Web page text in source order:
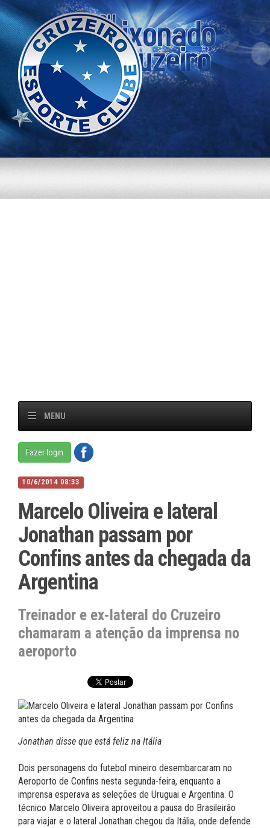
MENU
Fazer login
10/6/2014 08:33
Marcelo Oliveira e lateral
Jonathan passam por
Confins antes da chegada da
Argentina
Treinador e ex-lateral do Cruzeiro
chamaram a atenção da imprensa no
aeroporto
Jonathan disse que está feliz na Itália
Dois personagens do futebol mineiro desembarcaram no
Aeroporto de Confins nesta segunda-feira, enquanto a
imprensa esperava as seleções de Uruguai e Argentina. O
técnico Marcelo Oliveira aproveitou a pausa do Brasileirão
para viajar e o lateral Jonathan chegou da Itália, onde defende